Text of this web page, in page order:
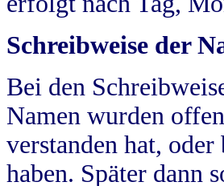
Schreibweise der
Bei den
Namen wurden
verstanden hat,
haben. Später dann